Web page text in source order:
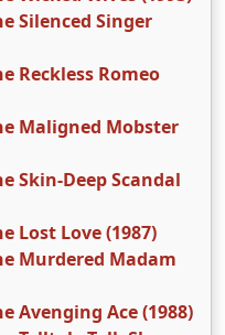
Silenced Singer
Reckless Romeo
Maligned Mobster
Skin-Deep Scandal
Lost Love (1987)
Murdered Madam
Avenging Ace (1988)